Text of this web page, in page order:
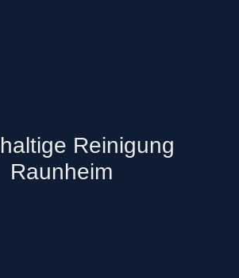
Reinigung
Raunheim